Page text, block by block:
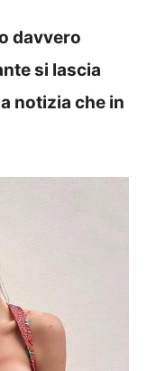
davvero
si lascia
notizia che in